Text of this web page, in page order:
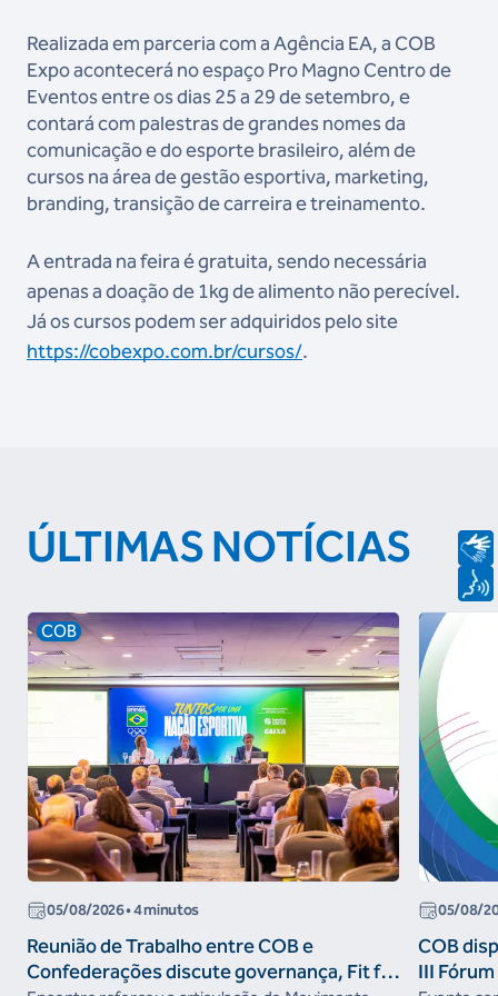
Realizada em parceria com a Agência EA, a COB
Expo acontecerá no espaço Pro Magno Centro de
Eventos entre os dias 25 a 29 de setembro, e
contará com palestras de grandes nomes da
comunicação e do esporte brasileiro, além de
cursos na área de gestão esportiva, marketing,
branding, transição de carreira e treinamento.
A entrada na feira é gratuita, sendo necessária
apenas a doação de 1kg de alimento não perecível.
Já os cursos podem ser adquiridos pelo site
https://cobexpo.com.br/cursos/.
ÚLTIMAS NOTÍCIAS
COB
05/08/2026• 4 minutos
Reunião de Trabalho entre COB e
Confederações discute governança, Fit for
05/08/
COB
III